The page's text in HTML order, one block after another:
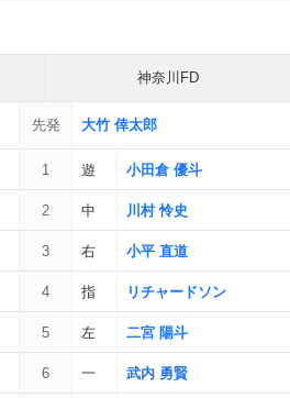
神奈川FD
先発 大竹 倖太郎
1 遊 小田倉 優斗
2 中 川村 怜史
3 右 小平 直道
4 指 リチャードソン
5 左 二宮 陽斗
6 一 武内 勇賢